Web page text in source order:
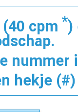
cpm *)
nummer
hekje (#)